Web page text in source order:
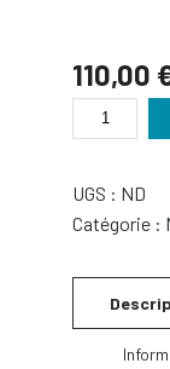
110,00
QUANTITÉ
UGS : ND
Catégorie :